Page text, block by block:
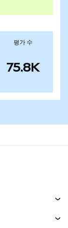
평가 수
75.8K